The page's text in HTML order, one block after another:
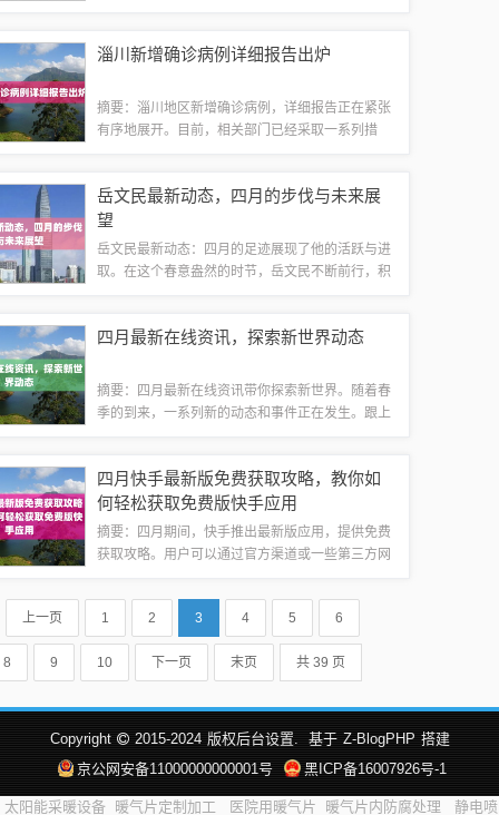
广阔的就业机会。想要了解涉县最新招聘动态，...
淄川新增确诊病例详细报告出炉
摘要：淄川地区新增确诊病例，详细报告正在紧张
有序地展开。目前，相关部门已经采取一系列措
最新信息，做好个人防护，共同抗击疫情。疫情...
岳文民最新动态，四月的步伐与未来展
望
岳文民最新动态：四月的足迹展现了他的活跃与进
取。在这个春意盎然的时节，岳文民不断前行，积
华和潜力，为实现更高目标而努力。岳文民在...
四月最新在线资讯，探索新世界动态
摘要：四月最新在线资讯带你探索新世界。随着春
季的到来，一系列新的动态和事件正在发生。跟上
新，为你带来全新的视角和体验。一、科技领...
四月快手最新版免费获取攻略，教你如
何轻松获取免费版快手应用
摘要：四月期间，快手推出最新版应用，提供免费
获取攻略。用户可以通过官方渠道或一些第三方网
新功能、优化性能等，吸引更多用户使用。想要体
验最新功能的用户可关注官方动态，获取免费...
上一页 1 2 3 4 5 6
8 9 10 下一页 末页 共 39 页
Copyright 2015-2024 版权后台设置. 基于 Z-BlogPHP 搭建
京公网安备11000000000001号
黑ICP备16007926号-1
太阳能采暖设备 暖气片定制加工 医院用暖气片 暖气片内防腐处理 静电喷